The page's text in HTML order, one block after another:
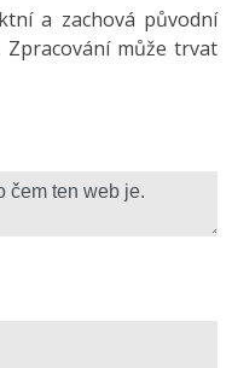
a zachová původní
Zpracování může trvat